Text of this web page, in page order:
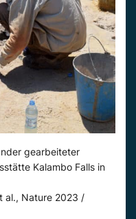
gearbeiteter
Kalambo Falls in
al., Nature 2023 /